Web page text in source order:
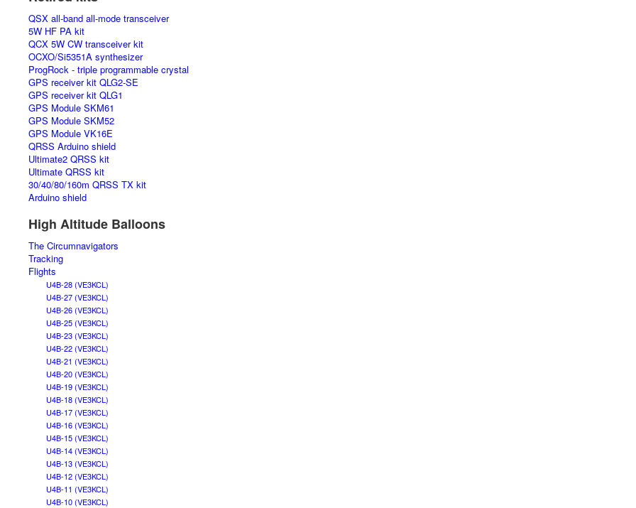
QSX all-band all-mode transceiver
5W HF PA kit
QCX 5W CW transceiver kit
OCXO/Si5351A synthesizer
ProgRock - triple programmable crystal
GPS receiver kit QLG2-SE
GPS receiver kit QLG1
GPS Module SKM61
GPS Module SKM52
GPS Module VK16E
QRSS Arduino shield
Ultimate2 QRSS kit
Ultimate QRSS kit
30/40/80/160m QRSS TX kit
Arduino shield
High Altitude Balloons
The Circumnavigators
Tracking
Flights
U4B-28 (VE3KCL)
U4B-27 (VE3KCL)
U4B-26 (VE3KCL)
U4B-25 (VE3KCL)
U4B-23 (VE3KCL)
U4B-22 (VE3KCL)
U4B-21 (VE3KCL)
U4B-20 (VE3KCL)
U4B-19 (VE3KCL)
U4B-18 (VE3KCL)
U4B-17 (VE3KCL)
U4B-16 (VE3KCL)
U4B-15 (VE3KCL)
U4B-14 (VE3KCL)
U4B-13 (VE3KCL)
U4B-12 (VE3KCL)
U4B-11 (VE3KCL)
U4B-10 (VE3KCL)